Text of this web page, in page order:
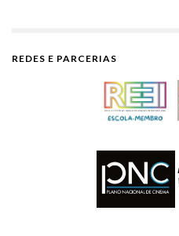
REDES E PARCERIAS